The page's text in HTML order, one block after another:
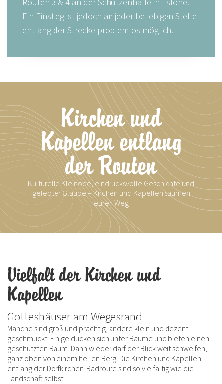
Routen 3 & 4 an der Schützenhalle in Eslohe.
Ein Einstieg ist jedoch an jeder beliebigen Stelle
entlang der Strecke problemlos möglich.
Kirchen und
Kapellen entlang
der Routen
Kulturelle Kleinode, eindrucksvolle Geschichte und
gelebter Glaube – Kirchen und Kapellen säumen
euren Weg
Vielfalt der Kirchen und
Kapellen
Gotteshäuser am Wegesrand
Manche sind groß und prächtig, andere klein und dezent
geschmückt. Einige ducken sich unter Bäume und bieten einen
geschützten Raum. Dann wieder darf der Blick weit schweifen,
ganz oben von einem hellen Berg. Die Kirchen und Kapellen
entlang der Dorfkirchen-Radroute sind so vielfältig wie die
Landschaft selbst.